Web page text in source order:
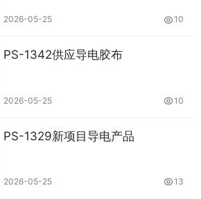
2026-05-25 10
PS-1342供应导电胶布
2026-05-25 10
PS-1329新项目导电产品
2026-05-25 13